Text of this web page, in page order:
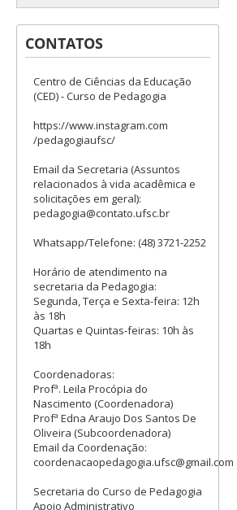
CONTATOS
Centro de Ciências da Educação
(CED) - Curso de Pedagogia
https://www.instagram.com
/pedagogiaufsc/
Email da Secretaria (Assuntos
relacionados à vida acadêmica e
solicitações em geral):
pedagogia@contato.ufsc.br
Whatsapp/Telefone: (48) 3721-2252
Horário de atendimento na
secretaria da Pedagogia:
Segunda, Terça e Sexta-feira: 12h
às 18h
Quartas e Quintas-feiras: 10h às
18h
Coordenadoras:
Profª. Leila Procópia do
Nascimento (Coordenadora)
Profª Edna Araujo Dos Santos De
Oliveira (Subcoordenadora)
Email da Coordenação:
coordenacaopedagogia.ufsc@gmail.com
Secretaria do Curso de Pedagogia
Apoio Administrativo